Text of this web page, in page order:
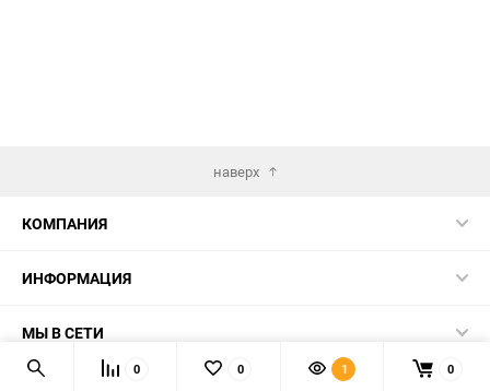
наверх
КОМПАНИЯ
ИНФОРМАЦИЯ
МЫ В СЕТИ
0 0 1 0